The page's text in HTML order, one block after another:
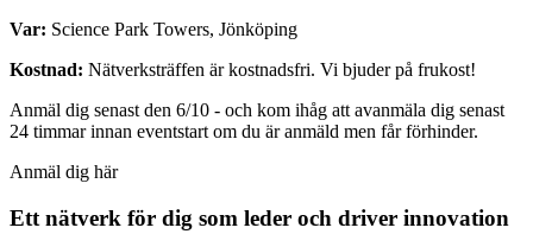
Var: Science Park Towers, Jönköping
Kostnad: Nätverksträffen är kostnadsfri. Vi bjuder på frukost!
Anmäl dig senast den 6/10 - och kom ihåg att avanmäla dig senast
24 timmar innan eventstart om du är anmäld men får förhinder.
Anmäl dig här
Ett nätverk för dig som leder och driver innovation